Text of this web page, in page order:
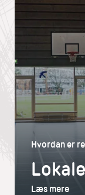
Hvordan er
Læs mere